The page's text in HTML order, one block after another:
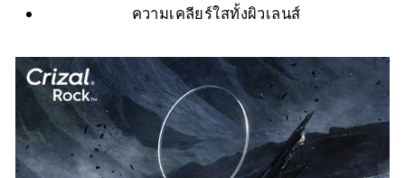
ความเคลียร์ใสทั้งผิวเลนส์